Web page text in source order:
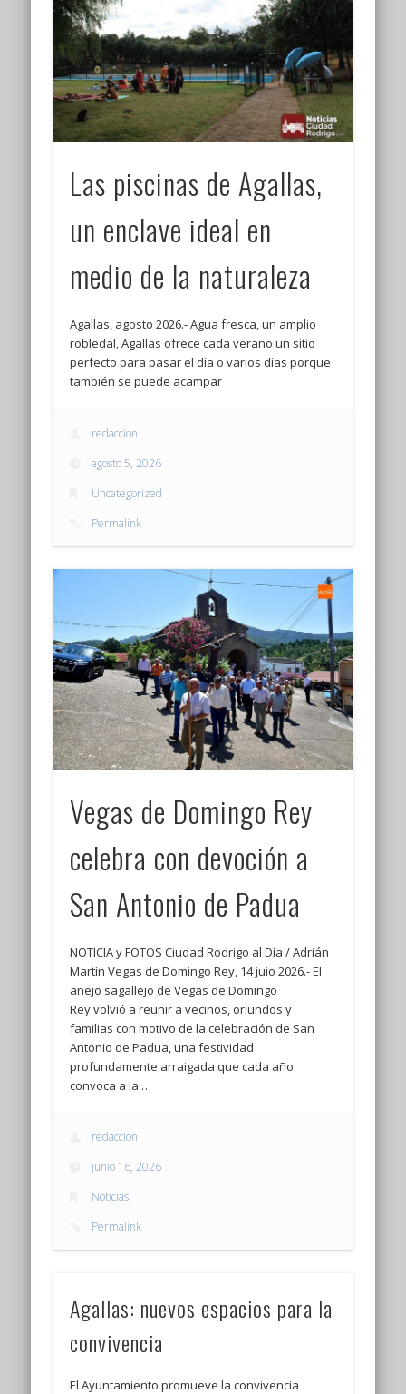
Las piscinas de Agallas,
un enclave ideal en
medio de la naturaleza
Agallas, agosto 2026.- Agua fresca, un amplio
robledal, Agallas ofrece cada verano un sitio
perfecto para pasar el día o varios días porque
también se puede acampar
redaccion
agosto 5, 2026
Uncategorized
Permalink
Vegas de Domingo Rey
celebra con devoción a
San Antonio de Padua
NOTICIA y FOTOS Ciudad Rodrigo al Día / Adrián
Martín Vegas de Domingo Rey, 14 juio 2026.- El
anejo sagallejo de Vegas de Domingo
Rey volvió a reunir a vecinos, oriundos y
familias con motivo de la celebración de San
Antonio de Padua, una festividad
profundamente arraigada que cada año
convoca a la …
redaccion
junio 16, 2026
Noticias
Permalink
Agallas: nuevos espacios para la
convivencia
El Ayuntamiento promueve la convivencia